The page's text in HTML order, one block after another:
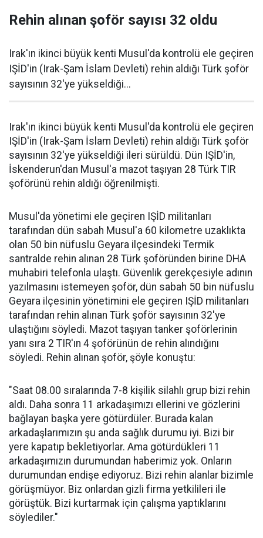
Rehin alınan şoför sayısı 32 oldu
Irak'ın ikinci büyük kenti Musul'da kontrolü ele geçiren
IŞİD'in (Irak-Şam İslam Devleti) rehin aldığı Türk şoför
sayısının 32'ye yükseldiği...
Irak'ın ikinci büyük kenti Musul'da kontrolü ele geçiren
IŞİD'in (Irak-Şam İslam Devleti) rehin aldığı Türk şoför
sayısının 32'ye yükseldiği ileri sürüldü. Dün IŞİD'in,
İskenderun'dan Musul'a mazot taşıyan 28 Türk TIR
şoförünü rehin aldığı öğrenilmişti.
Musul'da yönetimi ele geçiren IŞİD militanları
tarafından dün sabah Musul'a 60 kilometre uzaklıkta
olan 50 bin nüfuslu Geyara ilçesindeki Termik
santralde rehin alınan 28 Türk şoföründen birine DHA
muhabiri telefonla ulaştı. Güvenlik gerekçesiyle adının
yazılmasını istemeyen şoför, dün sabah 50 bin nüfuslu
Geyara ilçesinin yönetimini ele geçiren IŞİD militanları
tarafından rehin alınan Türk şoför sayısının 32'ye
ulaştığını söyledi. Mazot taşıyan tanker şoförlerinin
yanı sıra 2 TIR'ın 4 şoförünün de rehin alındığını
söyledi. Rehin alınan şoför, şöyle konuştu:
"Saat 08.00 sıralarında 7-8 kişilik silahlı grup bizi rehin
aldı. Daha sonra 11 arkadaşımızı ellerini ve gözlerini
bağlayan başka yere götürdüler. Burada kalan
arkadaşlarımızın şu anda sağlık durumu iyi. Bizi bir
yere kapatıp bekletiyorlar. Ama götürdükleri 11
arkadaşımızın durumundan haberimiz yok. Onların
durumundan endişe ediyoruz. Bizi rehin alanlar bizimle
görüşmüyor. Biz onlardan gizli firma yetkilileri ile
görüştük. Bizi kurtarmak için çalışma yaptıklarını
söylediler."